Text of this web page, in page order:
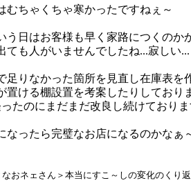
むちゃくちゃ寒かったですねぇ～
う日はお客様も早く家路につくのか
ても人がいませんでしたね...寂しい...
足りなかった箇所を見直し在庫表を
置ける棚設置を考案したりしており
たのにまだまだ改良し続けておりま
なったら完璧なお店になるのかなぁ
なおネェさん＞本当にすこ～しの変化のくり